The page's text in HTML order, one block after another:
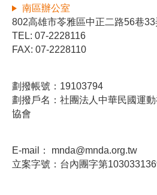
南區辦公室
802高雄市苓雅區中正二路56巷33
TEL: 07-2228116
FAX: 07-2228110
劃撥帳號：19103794
劃撥戶名：社團法人中華民國運
協會
E-mail：
mnda@mnda.org.tw
立案字號：台內團字第